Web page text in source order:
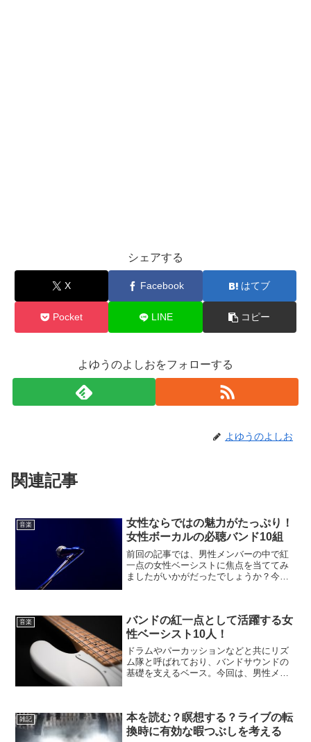
シェアする
X Facebook はてブ
Pocket LINE コピー
よゆうのよしおをフォローする
よゆうのよしお
関連記事
音楽
女性ならではの魅力がたっぷり！
女性ボーカルの必聴バンド10組
前回の記事では、男性メンバーの中で紅
一点の女性ベーシストに焦点を当ててみ
ましたがいかがだったでしょうか？今回
CHVRCHESエレク...
音楽
バンドの紅一点として活躍する女
性ベーシスト10人！
ドラムやパーカッションなどと共にリズ
ム隊と呼ばれており、バンドサウンドの
基礎を支えるベース。今回は、男性メン
Doe...
雑記
本を読む？瞑想する？ライブの転
換時に有効な暇つぶしを考える